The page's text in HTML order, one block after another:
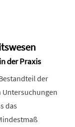
der Praxis
der
das